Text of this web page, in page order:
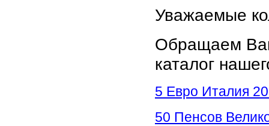
Уважаемые
Обращаем
каталог
5 Евро Италия
50 Пенсов